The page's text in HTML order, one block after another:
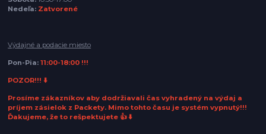
Nedeľa: Zatvorené
Výdajné a podacie miesto
Pon-Pia:11:00-18:00 !!!
POZOR!!! ⬇️
Prosíme zákazníkov aby dodržiavali čas vyhradený na výdaj a
príjem zásielok z Packety. Mimo tohto času je systém vypnutý!!!
Ďakujeme, že to rešpektujete 👍 ⬇️